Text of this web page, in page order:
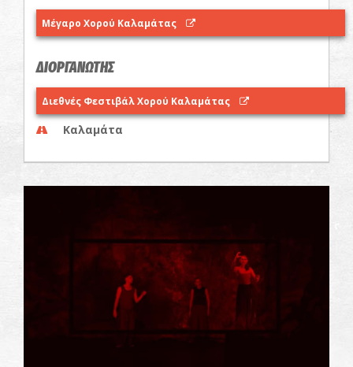
Μέγαρο Χορού Καλαμάτας
ΔΙΟΡΓΑΝΩΤΗΣ
Διεθνές Φεστιβάλ Χορού Καλαμάτας
Καλαμάτα